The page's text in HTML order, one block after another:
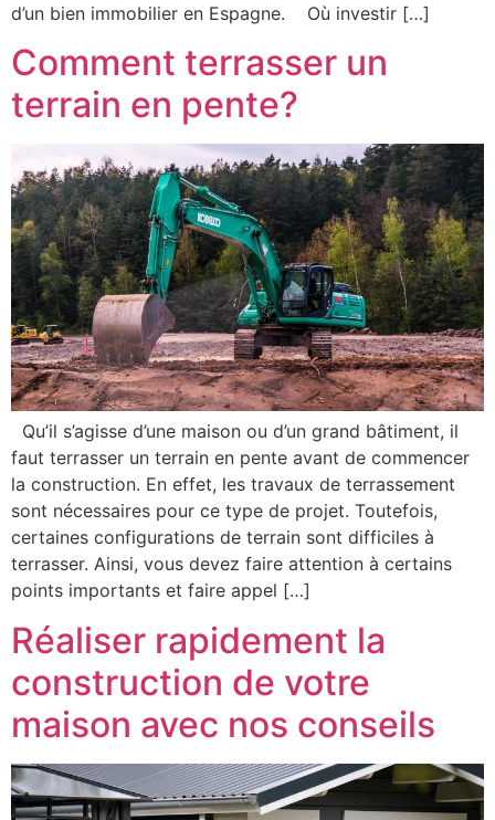
d’un bien immobilier en Espagne. Où investir […]
Comment terrasser un
terrain en pente?
Qu’il s’agisse d’une maison ou d’un grand bâtiment, il
faut terrasser un terrain en pente avant de commencer
la construction. En effet, les travaux de terrassement
sont nécessaires pour ce type de projet. Toutefois,
certaines configurations de terrain sont difficiles à
terrasser. Ainsi, vous devez faire attention à certains
points importants et faire appel […]
Réaliser rapidement la
construction de votre
maison avec nos conseils